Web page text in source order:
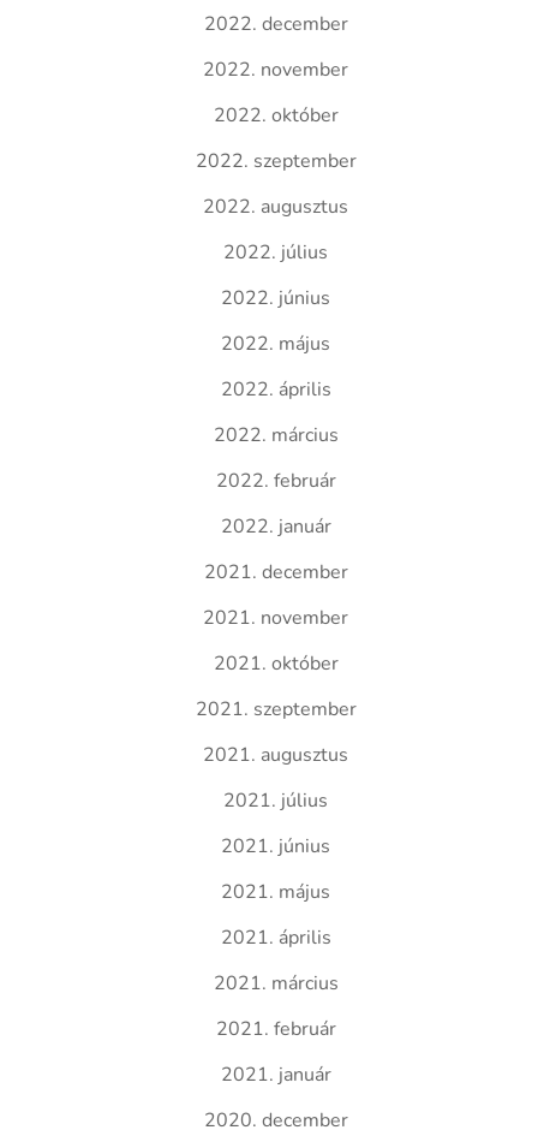
2022. december
2022. november
2022. október
2022. szeptember
2022. augusztus
2022. július
2022. június
2022. május
2022. április
2022. március
2022. február
2022. január
2021. december
2021. november
2021. október
2021. szeptember
2021. augusztus
2021. július
2021. június
2021. május
2021. április
2021. március
2021. február
2021. január
2020. december